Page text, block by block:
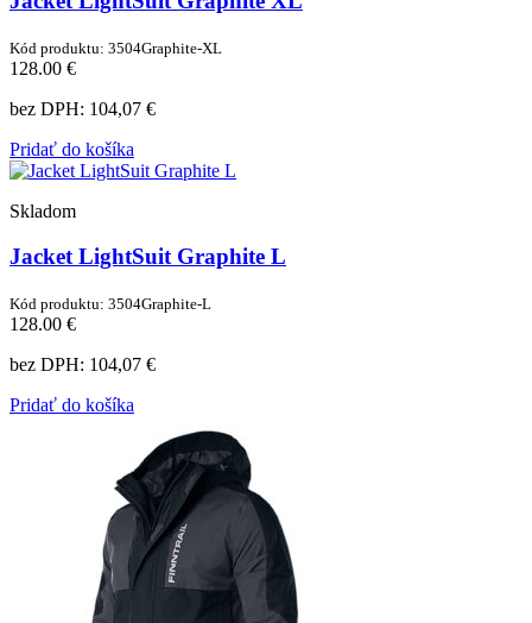
Kód produktu: 3504Graphite-XL
128.00 €
bez DPH: 104,07 €
Pridať do košíka
Skladom
Jacket LightSuit Graphite L
Kód produktu: 3504Graphite-L
128.00 €
bez DPH: 104,07 €
Pridať do košíka